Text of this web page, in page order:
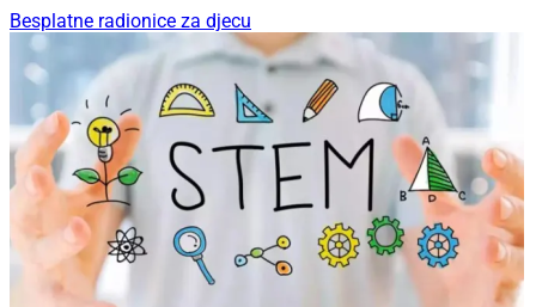
Besplatne radionice za djecu